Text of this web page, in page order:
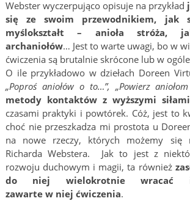
Webster wyczerpująco opisuje na przykład
się ze swoim przewodnikiem, jak
myślokształt – anioła stróża,
archaniołów… Jest to warte uwagi, bo w
ćwiczenia są brutalnie skrócone lub w
O ile przykładowo w dziełach Doreen
„Poproś aniołów o to…”, „Powierz
metody kontaktów z wyższymi siłami
czasami praktyki i powtórek. Cóż, jest to
choć nie przeszkadza mi prostota u
na nowe rzeczy, których możemy się
Richarda Webstera. Jak to jest z
rozwoju duchowym i magii, ta również
do niej wielokrotnie wracać i
zawarte w niej ćwiczenia.